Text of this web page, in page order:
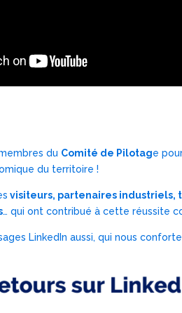
du Comité de Pilotage
du territoire !
visiteurs, partenaires industriels,
… qui ont contribué à cette réussite
LinkedIn aussi, qui nous